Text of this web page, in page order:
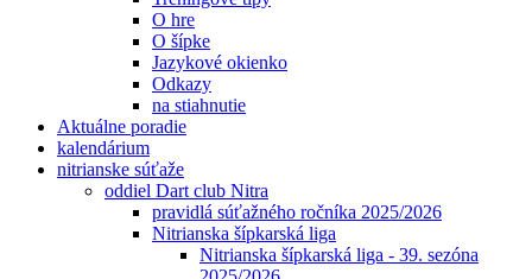
O hre
O šípke
Jazykové okienko
Odkazy
na stiahnutie
Aktuálne poradie
kalendárium
nitrianske súťaže
oddiel Dart club Nitra
pravidlá súťažného ročníka 2025/2026
Nitrianska šípkarská liga
Nitrianska šípkarská liga - 39. sezóna